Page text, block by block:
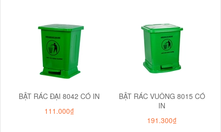
BẬT RÁC ĐẠI 8042 CÓ IN
111.000₫
BẬT RÁC VUÔNG 8015 CÓ
IN
191.300₫